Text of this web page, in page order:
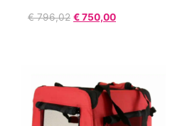
€796,02 €750,00